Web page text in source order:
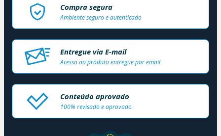
Compra segura
Ambiente seguro e autenticado
Entregue via E-mail
Acesso ao produto entregue por email
Conteúdo aprovado
100% revisado e aprovado